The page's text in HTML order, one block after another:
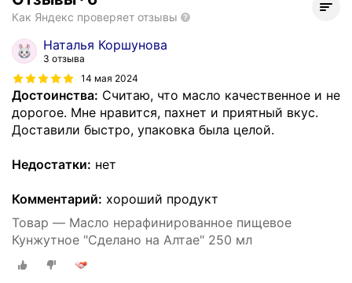
Как Яндекс проверяет отзывы
Наталья Коршунова
3 отзыва
14 мая 2024
Достоинства: Считаю, что масло качественное и не
дорогое. Мне нравится, пахнет и приятный вкус.
Доставили быстро, упаковка была целой.
Недостатки: нет
Комментарий: хороший продукт
Товар — Масло нерафинированное пищевое
Кунжутное "Сделано на Алтае" 250 мл